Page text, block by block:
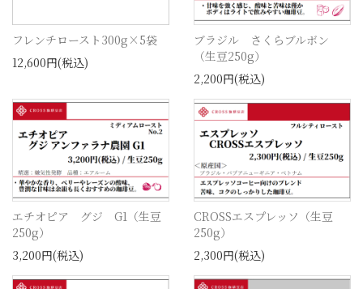
フレンチロースト300g×5袋
12,600円(税込)
ブラジル さくらブルボン
（生豆250g）
2,200円(税込)
エチオピア グジ G1（生豆
250g）
3,200円(税込)
CROSSエスプレッソ（生豆
250g）
2,300円(税込)